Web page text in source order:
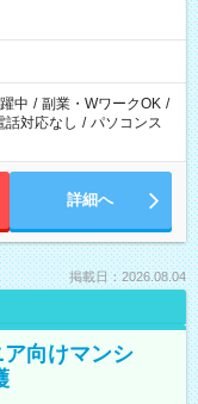
中 / 副業・WワークOK /
話対応なし / パソコンス
詳細へ
掲載日：2026.08.04
ア向けマンシ